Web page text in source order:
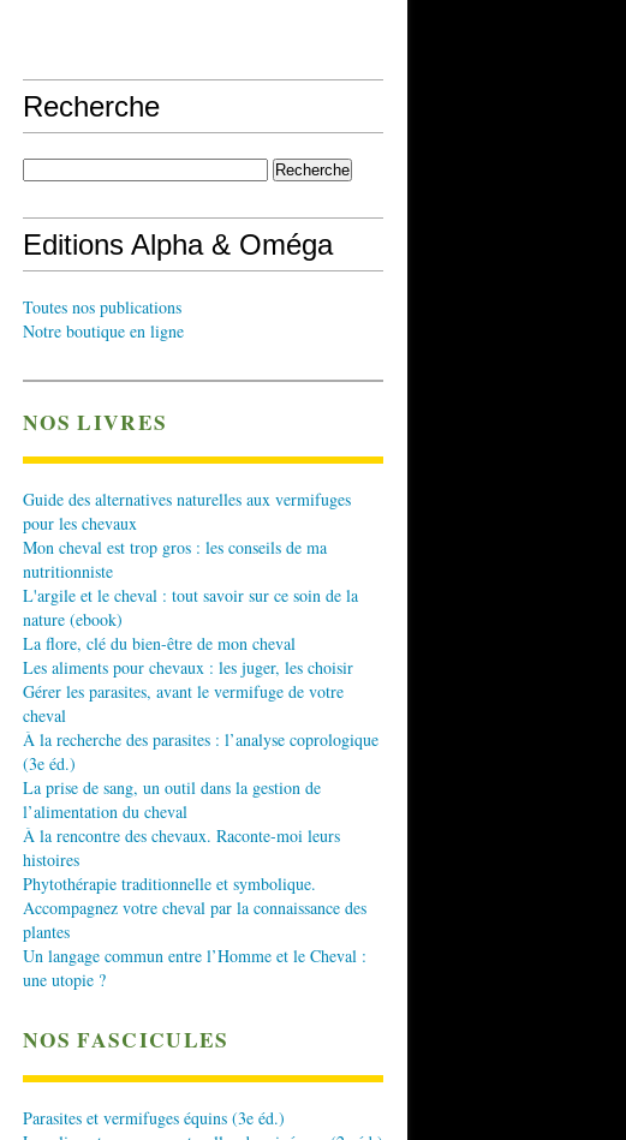
Recherche
Editions Alpha & Oméga
Toutes nos publications
Notre boutique en ligne
NOS LIVRES
Guide des alternatives naturelles aux vermifuges
pour les chevaux
Mon cheval est trop gros : les conseils de ma
nutritionniste
L'argile et le cheval : tout savoir sur ce soin de la
nature (ebook)
La flore, clé du bien-être de mon cheval
Les aliments pour chevaux : les juger, les choisir
Gérer les parasites, avant le vermifuge de votre
cheval
À la recherche des parasites : l’analyse coprologique
(3e éd.)
La prise de sang, un outil dans la gestion de
l’alimentation du cheval
À la rencontre des chevaux. Raconte-moi leurs
histoires
Phytothérapie traditionnelle et symbolique.
Accompagnez votre cheval par la connaissance des
plantes
Un langage commun entre l’Homme et le Cheval :
une utopie ?
NOS FASCICULES
Parasites et vermifuges équins (3e éd.)